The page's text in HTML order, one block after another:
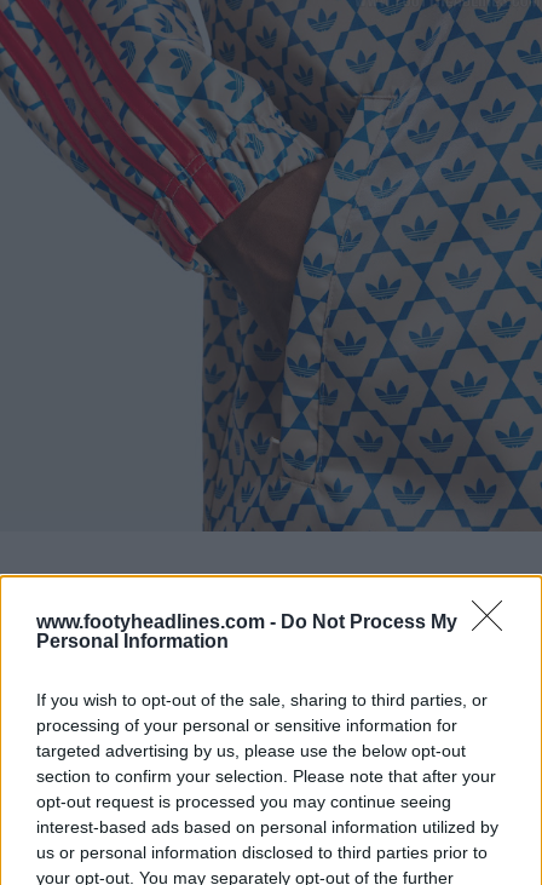
www.footyheadlines.com - Do Not Process My
Personal Information
If you wish to opt-out of the sale, sharing to third parties, or
processing of your personal or sensitive information for
targeted advertising by us, please use the below opt-out
section to confirm your selection. Please note that after your
opt-out request is processed you may continue seeing
interest-based ads based on personal information utilized by
us or personal information disclosed to third parties prior to
your opt-out. You may separately opt-out of the further